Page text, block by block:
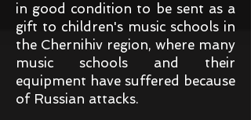
in good condition to be sent as a
gift to children's music schools in
the Chernihiv region, where many
music schools and their
equipment have suffered because
of Russian attacks.